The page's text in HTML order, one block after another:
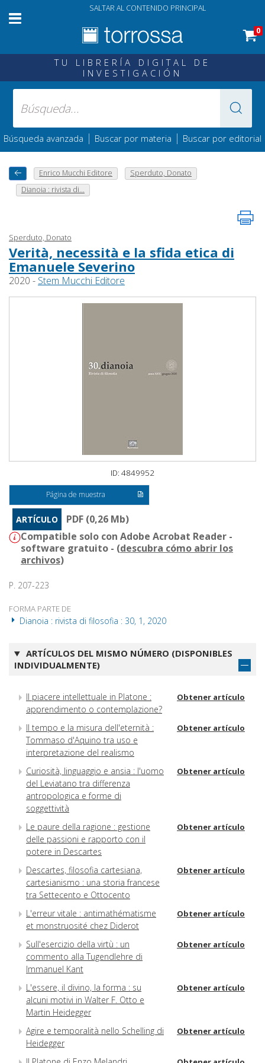
SALTAR AL CONTENIDO PRINCIPAL
0
TU LIBRERÍA DIGITAL DE
INVESTIGACIÓN
Búsqueda avanzada | Buscar por materia | Buscar por editorial
Enrico Mucchi Editore
Sperduto, Donato
Dianoia : rivista di...
Sperduto, Donato
Verità, necessità e la sfida etica di
Emanuele Severino
2020 - Stem Mucchi Editore
ID: 4849952
Página de muestra
ARTÍCULO
PDF (0,26 Mb)
Compatible solo con Adobe Acrobat Reader -
software gratuito - (descubra cómo abrir los
archivos)
P. 207-223
FORMA PARTE DE
Dianoia : rivista di filosofia : 30, 1, 2020
ARTÍCULOS DEL MISMO NÚMERO (DISPONIBLES
INDIVIDUALMENTE)
Il piacere intellettuale in Platone :
apprendimento o contemplazione?
Obtener artículo
Il tempo e la misura dell'eternità :
Tommaso d'Aquino tra uso e
interpretazione del realismo
Obtener artículo
Curiosità, linguaggio e ansia : l'uomo
del Leviatano tra differenza
antropologica e forme di
soggettività
Obtener artículo
Le paure della ragione : gestione
delle passioni e rapporto con il
potere in Descartes
Obtener artículo
Descartes, filosofia cartesiana,
cartesianismo : una storia francese
tra Settecento e Ottocento
Obtener artículo
L'erreur vitale : antimathématisme
et monstruosité chez Diderot
Obtener artículo
Sull'esercizio della virtù : un
commento alla Tugendlehre di
Immanuel Kant
Obtener artículo
L'essere, il divino, la forma : su
alcuni motivi in Walter F. Otto e
Martin Heidegger
Obtener artículo
Agire e temporalità nello Schelling di
Heidegger
Obtener artículo